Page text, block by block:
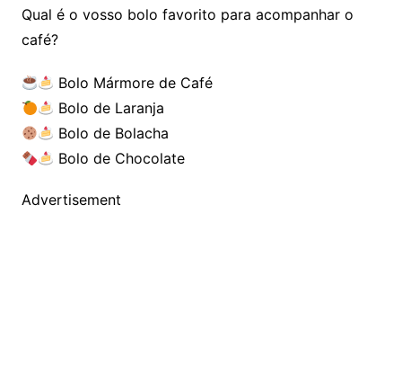
Qual é o vosso bolo favorito para acompanhar o
café?
Bolo Mármore de Café
Bolo de Laranja
Bolo de Bolacha
Bolo de Chocolate
Advertisement